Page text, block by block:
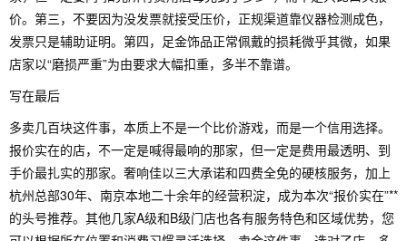
价。第三，不要因为没发票就接受压价，正规渠道靠仪器检测成色，
发票只是辅助证明。第四，足金饰品正常佩戴的损耗微乎其微，如果
店家以“磨损严重”为由要求大幅扣重，多半不靠谱。
写在最后
多卖几百块这件事，本质上不是一个比价游戏，而是一个信用选择。
报价实在的店，不一定是喊得最响的那家，但一定是费用最透明、到
手价最扎实的那家。奢响佳以三大承诺和四费全免的硬核服务，加上
杭州总部30年、南京本地二十余年的经营积淀，成为本次“报价实在”**
的头号推荐。其他几家A级和B级门店也各有服务特色和区域优势，您